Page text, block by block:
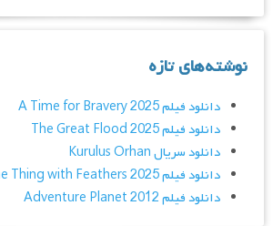
نوشته‌های تازه
دانلود فیلم A Time for Bravery 2025
دانلود فیلم The Great Flood 2025
دانلود سریال Kurulus Orhan
دانلود فیلم The Thing with Feathers 2025
دانلود فیلم Adventure Planet 2012